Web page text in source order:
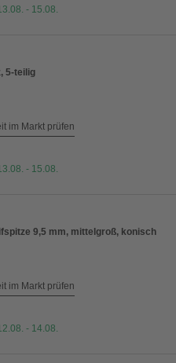
- 15.08.
5-teilig
im Markt prüfen
- 15.08.
9,5 mm, mittelgroß, konisch
im Markt prüfen
- 14.08.